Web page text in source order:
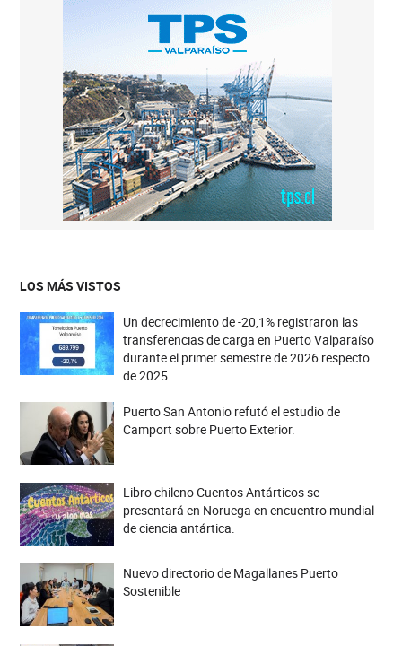
LOS MÁS VISTOS
Un decrecimiento de -20,1% registraron las
transferencias de carga en Puerto Valparaíso
durante el primer semestre de 2026 respecto
de 2025.
Puerto San Antonio refutó el estudio de
Camport sobre Puerto Exterior.
Libro chileno Cuentos Antárticos se
presentará en Noruega en encuentro mundial
de ciencia antártica.
Nuevo directorio de Magallanes Puerto
Sostenible